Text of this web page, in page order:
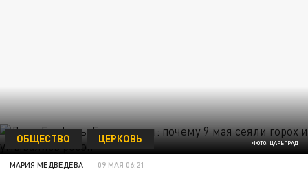
ФОТО: ЦАРЬГРАД
ОБЩЕСТВО ЦЕРКОВЬ
МАРИЯ МЕДВЕДЕВА 09 МАЯ 06:21